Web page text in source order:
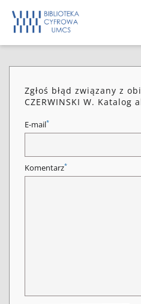
Zgłoś błąd związany z
CZERWINSKI W. Katalog
E-mail*
Komentarz*